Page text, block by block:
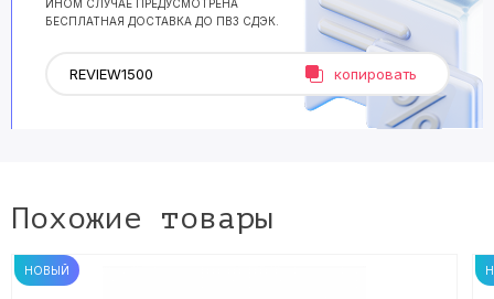
ИНОМ СЛУЧАЕ ПРЕДУСМОТРЕНА
БЕСПЛАТНАЯ ДОСТАВКА ДО ПВЗ СДЭК.
копировать
Похожие товары
НОВЫЙ